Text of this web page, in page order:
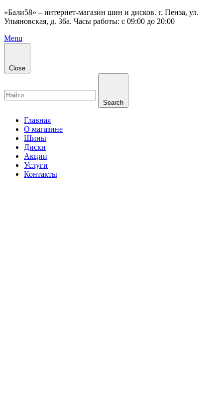
«Бали58» – интернет-магазин шин и дисков. г. Пенза, ул.
Ульяновская, д. 36а. Часы работы: с 09:00 до 20:00
Menu
Close
Search
Главная
О магазине
Шины
Диски
Акции
Услуги
Контакты